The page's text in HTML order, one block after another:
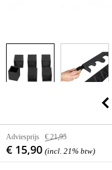
Adviesprijs € 21,95
€ 15,90 (incl. 21% btw)